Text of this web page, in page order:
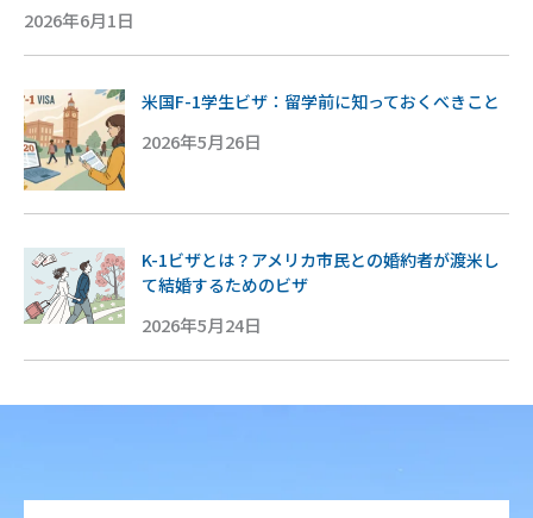
2026年6月1日
米国F-1学生ビザ：留学前に知っておくべきこと
2026年5月26日
K-1ビザとは？アメリカ市民との婚約者が渡米し
て結婚するためのビザ
2026年5月24日